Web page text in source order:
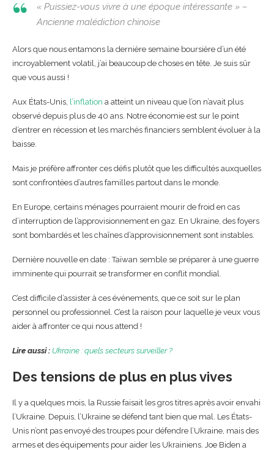
« Puissiez-vous vivre à une époque intéressante » –
Ancienne malédiction chinoise
Alors que nous entamons la dernière semaine boursière d’un été
incroyablement volatil, j’ai beaucoup de choses en tête. Je suis sûr
que vous aussi !
Aux États-Unis, l’inflation a atteint un niveau que l’on n’avait plus
observé depuis plus de 40 ans. Notre économie est sur le point
d’entrer en récession et les marchés financiers semblent évoluer à la
baisse.
Mais je préfère affronter ces défis plutôt que les difficultés auxquelles
sont confrontées d’autres familles partout dans le monde.
En Europe, certains ménages pourraient mourir de froid en cas
d’interruption de l’approvisionnement en gaz. En Ukraine, des foyers
sont bombardés et les chaînes d’approvisionnement sont instables.
Dernière nouvelle en date : Taïwan semble se préparer à une guerre
imminente qui pourrait se transformer en conflit mondial.
C’est difficile d’assister à ces événements, que ce soit sur le plan
personnel ou professionnel. C’est la raison pour laquelle je veux vous
aider à affronter ce qui nous attend !
Lire aussi : Ukraine : quels secteurs surveiller ?
Des tensions de plus en plus vives
Il y a quelques mois, la Russie faisait les gros titres après avoir envahi
l’Ukraine. Depuis, l’Ukraine se défend tant bien que mal. Les États-
Unis n’ont pas envoyé des troupes pour défendre l’Ukraine, mais des
armes et des équipements pour aider les Ukrainiens. Joe Biden a